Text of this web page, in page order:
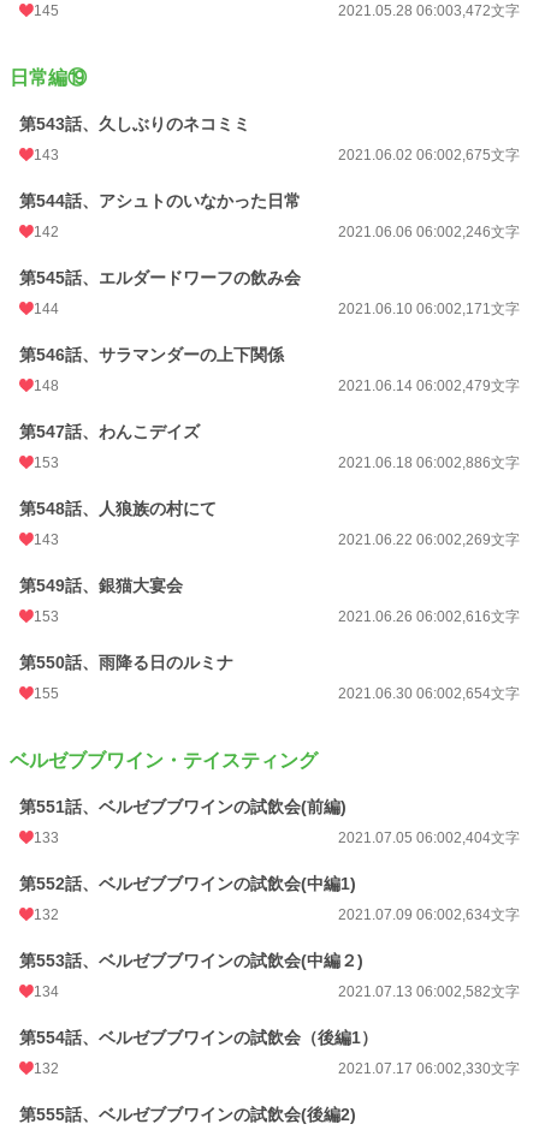
145 2021.05.28 06:003,472文字
日常編⑲
第543話、久しぶりのネコミミ
143 2021.06.02 06:002,675文字
第544話、アシュトのいなかった日常
142 2021.06.06 06:002,246文字
第545話、エルダードワーフの飲み会
144 2021.06.10 06:002,171文字
第546話、サラマンダーの上下関係
148 2021.06.14 06:002,479文字
第547話、わんこデイズ
153 2021.06.18 06:002,886文字
第548話、人狼族の村にて
143 2021.06.22 06:002,269文字
第549話、銀猫大宴会
153 2021.06.26 06:002,616文字
第550話、雨降る日のルミナ
155 2021.06.30 06:002,654文字
ベルゼブブワイン・テイスティング
第551話、ベルゼブブワインの試飲会(前編)
133 2021.07.05 06:002,404文字
第552話、ベルゼブブワインの試飲会(中編1)
132 2021.07.09 06:002,634文字
第553話、ベルゼブブワインの試飲会(中編２)
134 2021.07.13 06:002,582文字
第554話、ベルゼブブワインの試飲会（後編1）
132 2021.07.17 06:002,330文字
第555話、ベルゼブブワインの試飲会(後編2)